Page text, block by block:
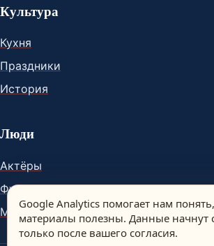
Культура
Кухня
Праздники
История
Люди
Актёры
Футболисты
Музыканты
Google Analytics помогает нам
материалы полезны. Данные начнут
только после вашего согласия.